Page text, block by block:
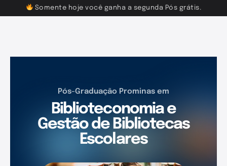
Somente hoje você ganha a segunda Pós grátis.
Pós-Graduação Prominas em
Biblioteconomia e
Gestão de Bibliotecas
Escolares